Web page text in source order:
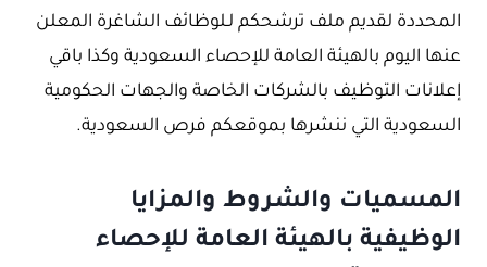
المحددة لقديم ملف ترشحكم لـلوظائف الشاغرة المعلن
عنها اليوم بالهيئة العامة للإحصاء السعودية وكذا باقي
إعلانات التوظيف بالشركات الخاصة والجهات الحكومية
السعودية التي ننشرها بموقعكم فرص السعودية.
المسميات والشروط والمزايا
الوظيفية بالهيئة العامة للإحصاء